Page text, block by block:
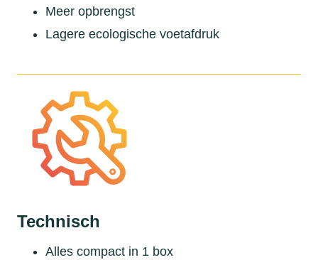
Meer opbrengst
Lagere ecologische voetafdruk
Technisch
Alles compact in 1 box